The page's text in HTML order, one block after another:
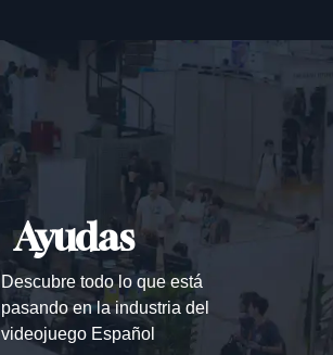
Ayudas
Descubre todo lo que está
pasando en la industria del
videojuego Español